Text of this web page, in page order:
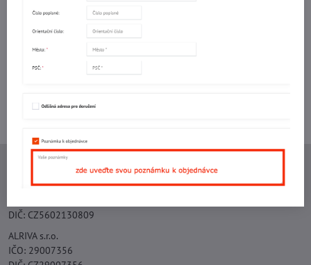
Twitter
Potřebujete poradit s objednávkou?
Kontaktujte nás:
+420 577 523 563
Ing. Vojtěch Lečbych - IVL
DIČ: CZ5602130809
ALRIVA s.r.o.
IČO: 29007356